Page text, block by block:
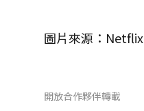
圖片來源：Netflix
開放合作夥伴轉載